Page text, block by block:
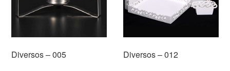
Diversos – 005 Diversos – 012